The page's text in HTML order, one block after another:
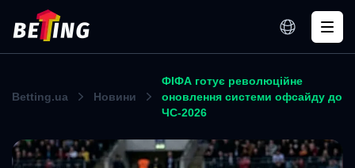
Betting.ua Новини
ФІФА готує революційне
оновлення системи офсайду до
ЧС-2026